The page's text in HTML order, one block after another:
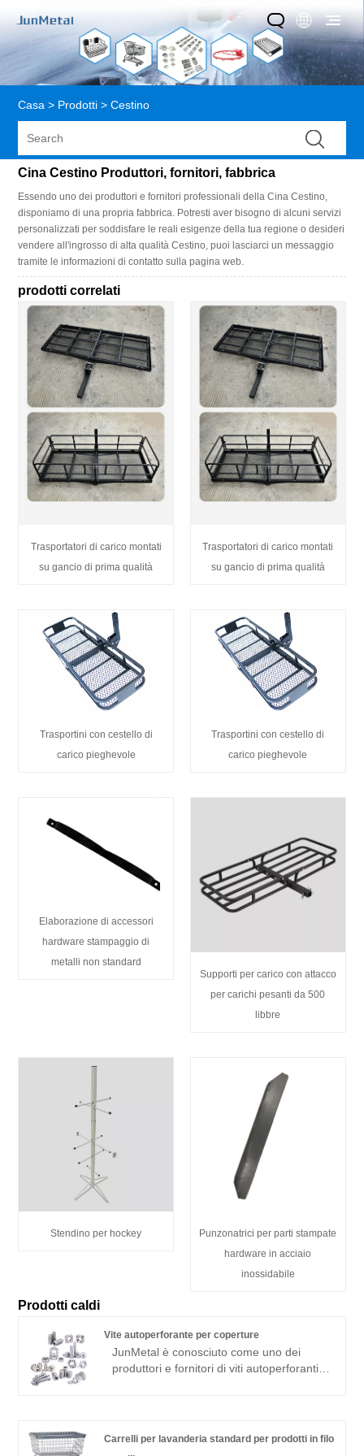
Casa > Prodotti > Cestino
Cina Cestino Produttori, fornitori, fabbrica
Essendo uno dei produttori e fornitori professionali della Cina Cestino,
disponiamo di una propria fabbrica. Potresti aver bisogno di alcuni servizi
personalizzati per soddisfare le reali esigenze della tua regione o desideri
vendere all'ingrosso di alta qualità Cestino, puoi lasciarci un messaggio
tramite le informazioni di contatto sulla pagina web.
prodotti correlati
Trasportatori di carico montati
su gancio di prima qualità
Trasportatori di carico montati
su gancio di prima qualità
Trasportini con cestello di
carico pieghevole
Trasportini con cestello di
carico pieghevole
Elaborazione di accessori
hardware stampaggio di
metalli non standard
Supporti per carico con attacco
per carichi pesanti da 500
libbre
Stendino per hockey
Punzonatrici per parti stampate
hardware in acciaio
inossidabile
Prodotti caldi
Vite autoperforante per coperture
JunMetal è conosciuto come uno dei
produttori e fornitori di viti autoperforanti
prodotte in Cina a grossisti di tutto il
Carrelli per lavanderia standard per prodotti in filo